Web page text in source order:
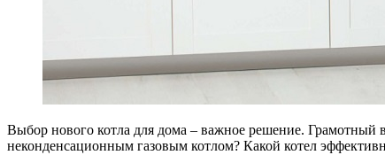
Выбор нового котла для дома – важное решение. Грамотный
неконденсационным газовым котлом? Какой котел